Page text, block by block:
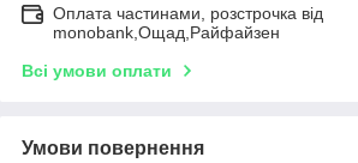
Оплата частинами, розстрочка від
monobank,Ощад,Райфайзен
Всі умови оплати
Умови повернення